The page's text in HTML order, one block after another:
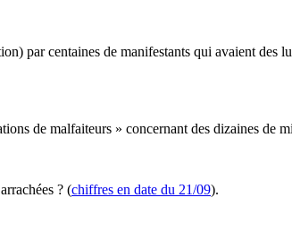
par centaines de manifestants qui avaient des
de malfaiteurs » concernant des dizaines de
? (chiffres en date du 21/09).